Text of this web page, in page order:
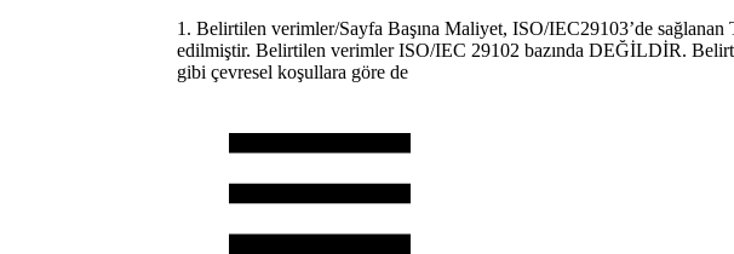
1. Belirtilen verimler/Sayfa Başına Maliyet, ISO/IEC29103’de sağlanan
edilmiştir. Belirtilen verimler ISO/IEC 29102 bazında DEĞİLDİR.
gibi çevresel koşullara göre de